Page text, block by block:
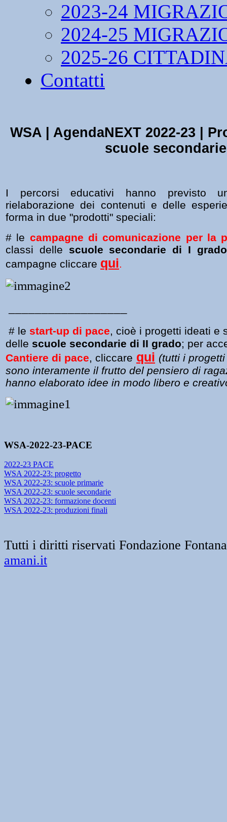
2023-24
2024-25
2025-26
Contatti
WSA | AgendaNEXT 2022-23 |
scuole secondarie
I percorsi educativi hanno previsto
rielaborazione dei contenuti e delle
forma in due "prodotti" speciali:
# le campagne di comunicazione per la
classi delle scuole secondarie di I grado
campagne cliccare qui.
# le start-up di pace, cioè i progetti ideati e
delle scuole secondarie di II grado; per
Cantiere di pace, cliccare qui (tutti i pro
sono interamente il frutto del pensiero di
hanno elaborato idee in modo libero e
WSA-2022-23-PACE
2022-23 PACE
WSA 2022-23: progetto
WSA 2022-23: scuole primarie
WSA 2022-23: scuole secondarie
WSA 2022-23: formazione docenti
WSA 2022-23: produzioni finali
Tutti i diritti riservati Fondazione
amani.it